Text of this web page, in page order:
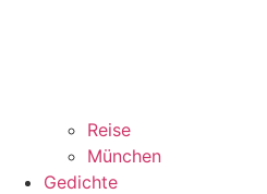
Reise
München
Gedichte